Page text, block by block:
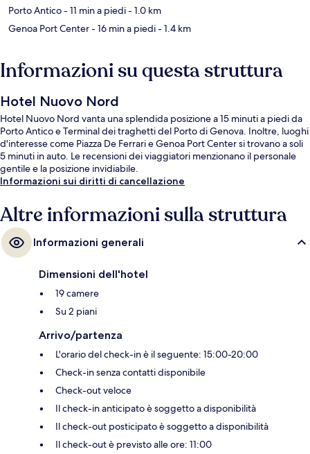
Porto Antico- 11 min a piedi- 1.0 km
Genoa Port Center- 16 min a piedi- 1.4 km
Informazioni su questa struttura
Hotel Nuovo Nord
Hotel Nuovo Nord vanta una splendida posizione a 15 minuti a piedi da
Porto Antico e Terminal dei traghetti del Porto di Genova. Inoltre, luoghi
d'interesse come Piazza De Ferrari e Genoa Port Center si trovano a soli
5 minuti in auto. Le recensioni dei viaggiatori menzionano il personale
gentile e la posizione invidiabile.
Informazioni sui diritti di cancellazione
Altre informazioni sulla struttura
Informazioni generali
Dimensioni dell'hotel
19 camere
Su 2 piani
Arrivo/partenza
L'orario del check-in è il seguente: 15:00-20:00
Check-in senza contatti disponibile
Check-out veloce
Il check-in anticipato è soggetto a disponibilità
Il check-out posticipato è soggetto a disponibilità
Il check-out è previsto alle ore: 11:00